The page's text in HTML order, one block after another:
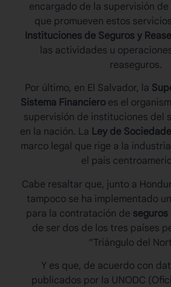
encargado de la supervisión
que promueven estos
Instituciones de Seguros y
las actividades u
reaseguros.
Por último, en El Salvador, la
Sistema Financieroes el
supervisión de instituciones del
en la nación. La Ley de
marco legal que rige a la
el país
Cabe resaltar que, junto a
tampoco se ha implementado
para la contratación de seguros
de ser dos de los tres países
“Triángulo del
Y es que, de acuerdo con
publicados por la UNODC